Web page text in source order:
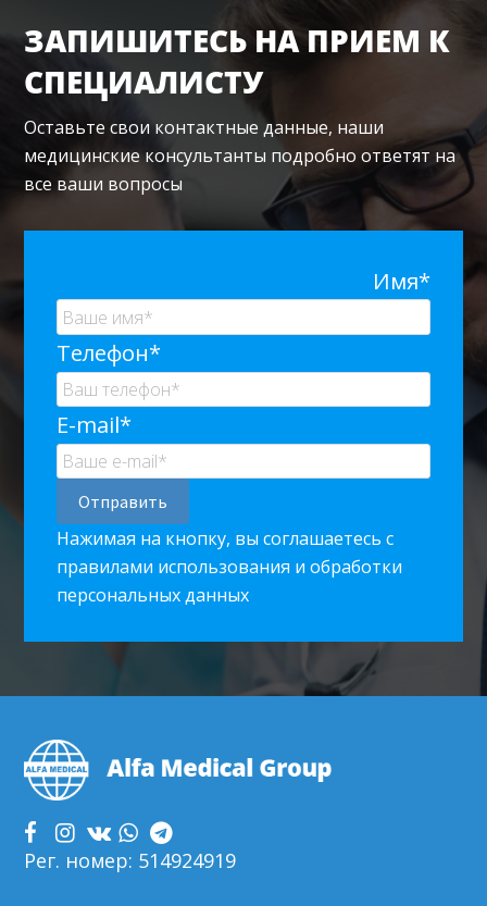
ЗАПИШИТЕСЬ НА ПРИЕМ К
СПЕЦИАЛИСТУ
Оставьте свои контактные данные, наши
медицинские консультанты подробно ответят на
все ваши вопросы
Имя*
Телефон*
E-mail*
Нажимая на кнопку, вы соглашаетесь с
правилами использования и обработки
персональных данных
Footer
Рег. номер: 514924919